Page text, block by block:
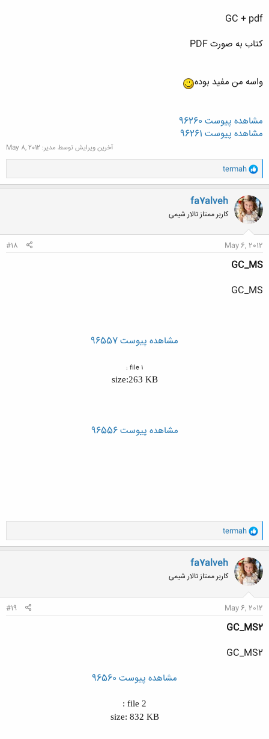
GC + pdf
کتاب به صورت PDF
واسه من مفید بوده
مشاهده پیوست 96260
مشاهده پیوست 96261
آخرین ویرایش توسط مدیر: May 8, 2012
و
ا
ک
ن
ش
ه
ا
termah
fa7alveh
کاربر ممتاز تالار شیمی
May 6, 2012
#18
GC_MS
GC_MS
مشاهده پیوست 96557
file 1 :
size:263 KB
مشاهده پیوست 96556
و
ا
ک
ن
ش
ه
termah
fa7alveh
کاربر ممتاز تالار شیمی
May 6, 2012
#19
GC_MS2
GC_MS2
مشاهده پیوست 96560
file 2 :
size: 832 KB